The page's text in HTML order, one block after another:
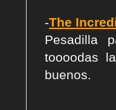
-The
Pesadilla
toooodas
buenos.